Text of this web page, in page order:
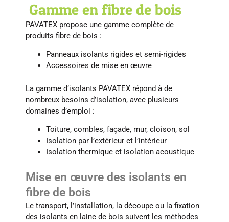
Gamme en fibre de bois
PAVATEX propose une gamme complète de
produits fibre de bois :
Panneaux isolants rigides et semi-rigides
Accessoires de mise en œuvre
La gamme d’isolants PAVATEX répond à de
nombreux besoins d’isolation, avec plusieurs
domaines d’emploi :
Toiture, combles, façade, mur, cloison, sol
Isolation par l’extérieur et l’intérieur
Isolation thermique et isolation acoustique
Mise en œuvre des isolants en
fibre de bois
Le transport, l’installation, la découpe ou la fixation
des isolants en laine de bois suivent les méthodes